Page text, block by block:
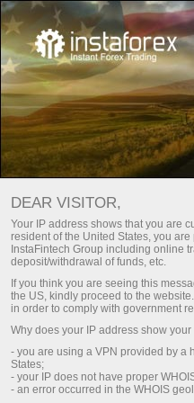
Bônus do
Abrir conta
Abrir
DEAR VISITOR,
Your IP address shows that you are
resident of the United States, you
InstaFintech Group including online
deposit/withdrawal of funds, etc.
If you think you are seeing this
the US, kindly proceed to the
in order to comply with government
Why does your IP address show
- you are using a VPN provided by a
States;
- your IP does not have proper
- an error occurred in the WHOIS